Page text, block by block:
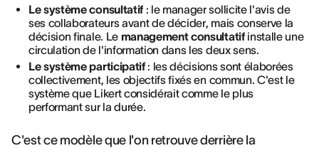
Le système consultatif: le manager sollicite l'avis de
ses collaborateurs avant de décider, mais conserve la
décision finale. Le management consultatifinstalle une
circulation de l'information dans les deux sens.
Le système participatif: les décisions sont élaborées
collectivement, les objectifs fixés en commun. C'est le
système que Likert considérait comme le plus
performant sur la durée.
C'est ce modèle que l'on retrouve derrière la